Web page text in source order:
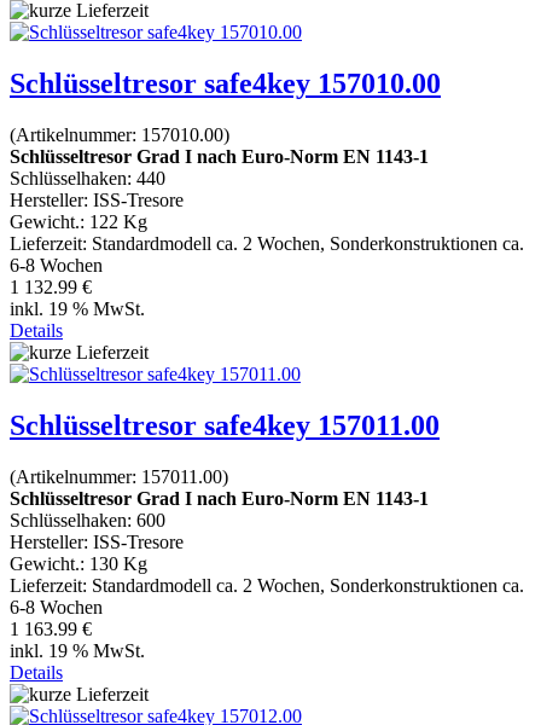
Schlüsseltresor safe4key 157010.00
(Artikelnummer: 157010.00)
Schlüsseltresor Grad I nach Euro-Norm EN 1143-1
Schlüsselhaken: 440
Hersteller: ISS-Tresore
Gewicht.: 122 Kg
Lieferzeit: Standardmodell ca. 2 Wochen, Sonderkonstruktionen ca.
6-8 Wochen
1 132.99 €
inkl. 19 % MwSt.
Details
Schlüsseltresor safe4key 157011.00
(Artikelnummer: 157011.00)
Schlüsseltresor Grad I nach Euro-Norm EN 1143-1
Schlüsselhaken: 600
Hersteller: ISS-Tresore
Gewicht.: 130 Kg
Lieferzeit: Standardmodell ca. 2 Wochen, Sonderkonstruktionen ca.
6-8 Wochen
1 163.99 €
inkl. 19 % MwSt.
Details